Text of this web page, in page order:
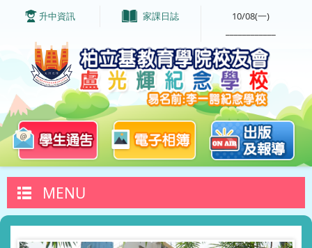
升中資訊 家課日誌
10/08(一)
MENU